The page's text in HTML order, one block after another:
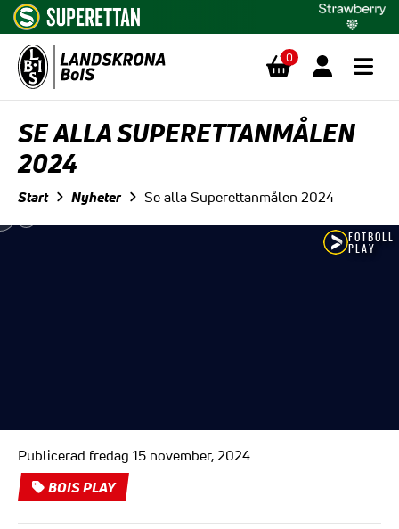
0
SE ALLA SUPERETTANMÅLEN
2024
Start Nyheter Se alla Superettanmålen 2024
Publicerad fredag 15 november, 2024
BOIS PLAY